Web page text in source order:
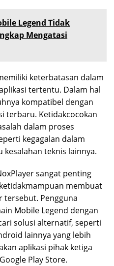
Legend Tidak
Mengatasi
keterbatasan dalam
tertentu. Dalam hal
kompatibel dengan
terbaru. Ketidakcocokan
dalam proses
kegagalan dalam
teknis lainnya.
sangat penting
membuat
tersebut. Pengguna
Mobile Legend dengan
solusi alternatif, seperti
lainnya yang lebih
aplikasi pihak ketiga
Play Store.